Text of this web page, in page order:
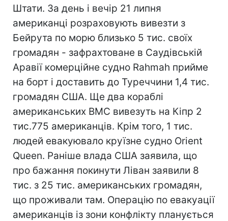
Штати. За день і вечір 21 липня
американці розраховують вивезти з
Бейрута по морю близько 5 тис. своїх
громадян - зафрахтоване в Саудівській
Аравії комерційне судно Rahmah прийме
на борт і доставить до Туреччини 1,4 тис.
громадян США. Ще два кораблі
американських ВМС вивезуть на Кіпр 2
тис.775 американців. Крім того, 1 тис.
людей евакуювало круїзне судно Orient
Queen. Раніше влада США заявила, що
про бажання покинути Ліван заявили 8
тис. з 25 тис. американських громадян,
що проживали там. Операцію по евакуації
американців із зони конфлікту планується